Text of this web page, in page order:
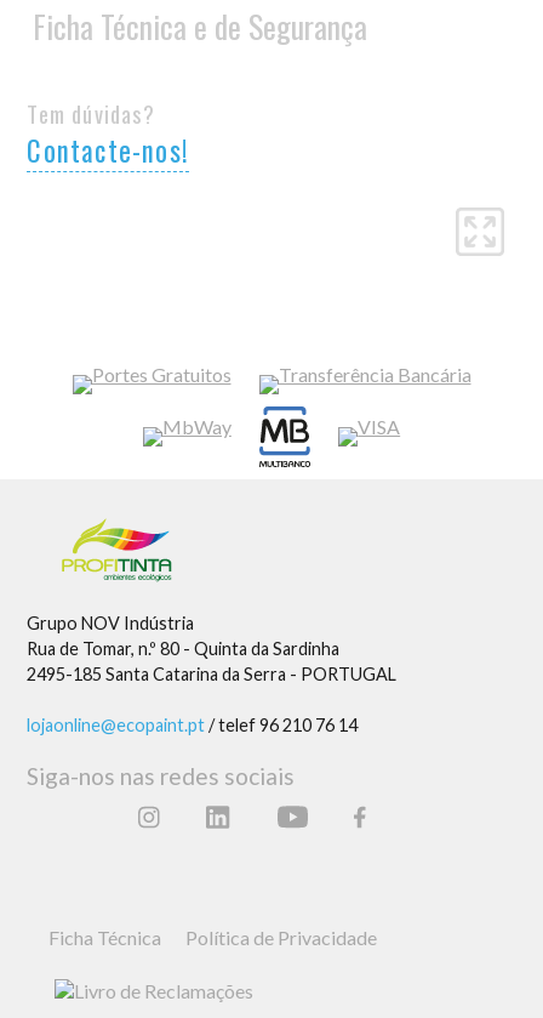
Ficha Técnica e de Segurança
Tem dúvidas?
Contacte-nos!
Grupo NOV Indústria
Rua de Tomar, n.º 80 - Quinta da Sardinha
2495-185 Santa Catarina da Serra - PORTUGAL
lojaonline@ecopaint.pt/ telef 96 210 76 14
Siga-nos nas redes sociais
Ficha Técnica Política de Privacidade